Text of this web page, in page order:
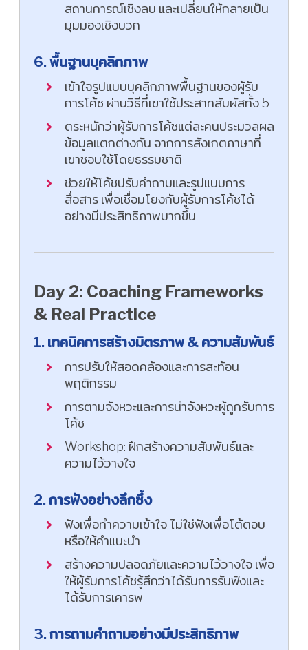
สถานการณ์เชิงลบ และเปลี่ยนให้กลายเป็น
มุมมองเชิงบวก
6. พื้นฐานบุคลิกภาพ
เข้าใจรูปแบบบุคลิกภาพพื้นฐานของผู้รับ
การโค้ช ผ่านวิธีที่เขาใช้ประสาทสัมผัสทั้ง 5
ตระหนักว่าผู้รับการโค้ชแต่ละคนประมวลผล
ข้อมูลแตกต่างกัน จากการสังเกตภาษาที่
เขาชอบใช้โดยธรรมชาติ
ช่วยให้โค้ชปรับคำถามและรูปแบบการ
สื่อสาร เพื่อเชื่อมโยงกับผู้รับการโค้ชได้
อย่างมีประสิทธิภาพมากขึ้น
Day 2: Coaching Frameworks
& Real Practice
1. เทคนิคการสร้างมิตรภาพ & ความสัมพันธ์
การปรับให้สอดคล้องและการสะท้อน
พฤติกรรม
การตามจังหวะและการนำจังหวะผู้ถูกรับการ
โค้ช
Workshop: ฝึกสร้างความสัมพันธ์และ
ความไว้วางใจ
2. การฟังอย่างลึกซึ้ง
ฟังเพื่อทำความเข้าใจ ไม่ใช่ฟังเพื่อโต้ตอบ
หรือให้คำแนะนำ
สร้างความปลอดภัยและความไว้วางใจ เพื่อ
ให้ผู้รับการโค้ชรู้สึกว่าได้รับการรับฟังและ
ได้รับการเคารพ
3. การถามคำถามอย่างมีประสิทธิภาพ